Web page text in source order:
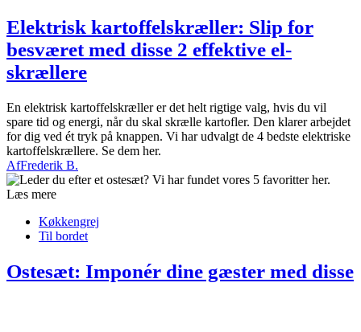
Elektrisk kartoffelskræller: Slip for
besværet med disse 2 effektive el-
skrællere
En elektrisk kartoffelskræller er det helt rigtige valg, hvis du vil
spare tid og energi, når du skal skrælle kartofler. Den klarer arbejdet
for dig ved ét tryk på knappen. Vi har udvalgt de 4 bedste elektriske
kartoffelskrællere. Se dem her.
AfFrederik B.
Læs mere
Køkkengrej
Til bordet
Ostesæt: Imponér dine gæster med disse